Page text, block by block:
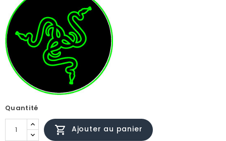
Quantité
 Ajouter au panier